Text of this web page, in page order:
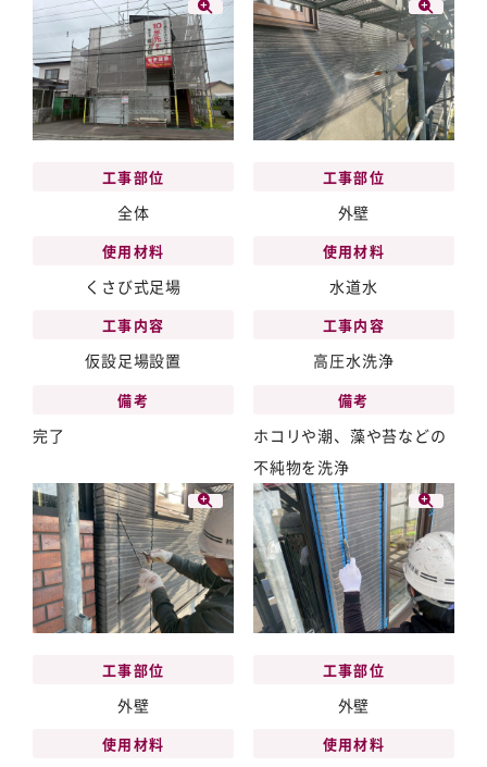
工事部位
全体
使用材料
くさび式足場
工事内容
仮設足場設置
備考
完了
工事部位
外壁
使用材料
水道水
工事内容
高圧水洗浄
備考
ホコリや潮、藻や苔などの
不純物を洗浄
工事部位
外壁
使用材料
工事部位
外壁
使用材料